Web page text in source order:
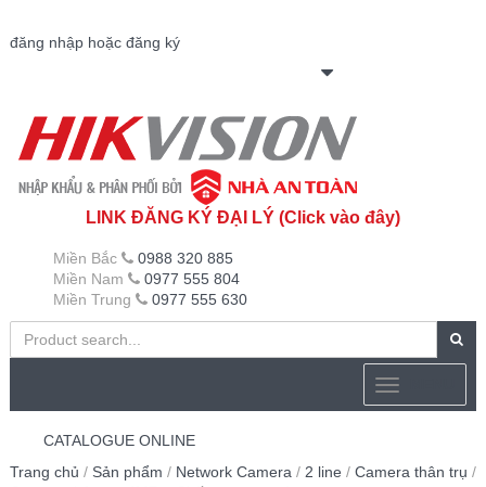
đăng nhập hoặc đăng ký
LINK ĐĂNG KÝ ĐẠI LÝ (Click vào đây)
Miền Bắc
0988 320 885
Miền Nam
0977 555 804
Miền Trung
0977 555 630
CATALOGUE ONLINE
Trang chủ / Sản phẩm / Network Camera / 2 line / Camera thân trụ /